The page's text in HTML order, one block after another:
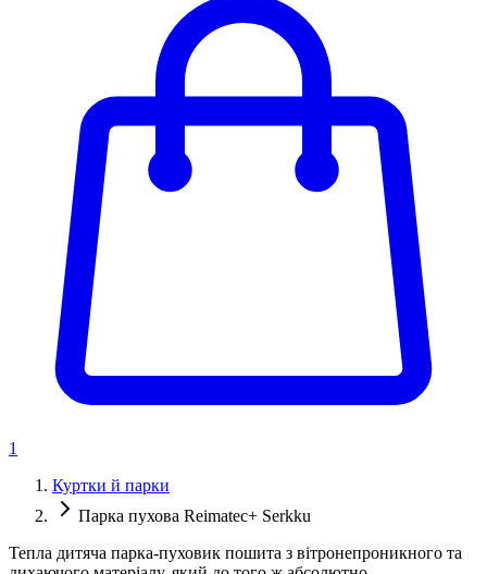
1
Куртки й парки
Парка пухова Reimatec+ Serkku
Тепла дитяча парка-пуховик пошита з вітронепроникного та